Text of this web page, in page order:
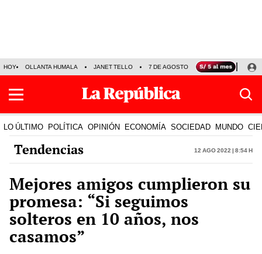
HOY OLLANTA HUMALA JANET TELLO 7 DE AGOSTO TINKA RESULTADOS
LO ÚLTIMO POLÍTICA OPINIÓN ECONOMÍA SOCIEDAD MUNDO
Tendencias 12 Ago 2022 | 8:54 h
Mejores amigos cumplieron su
promesa: “Si seguimos
solteros en 10 años, nos
casamos”